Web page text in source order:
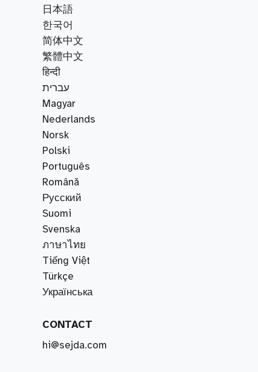
日本語
한국어
简体中文
繁體中文
हिन्दी
עברית
Magyar
Nederlands
Norsk
Polski
Português
Română
Русский
Suomi
Svenska
ภาษาไทย
Tiếng Việt
Türkçe
Українська
CONTACT
hi@sejda.com